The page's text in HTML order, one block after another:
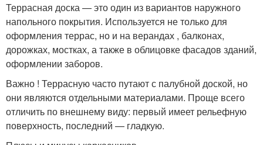
Пластиковая доска Доска для забора
Доска для кухни Доски из опилок
Террасная доска — это один из вариантов наружного
напольного покрытия. Используется не только для
оформления террас, но и на верандах , балконах,
дорожках, мостках, а также в облицовке фасадов зданий,
оформлении заборов.
Важно ! Террасную часто путают с палубной доской, но
они являются отдельными материалами. Проще всего
отличить по внешнему виду: первый имеет рельефную
поверхность, последний — гладкую.